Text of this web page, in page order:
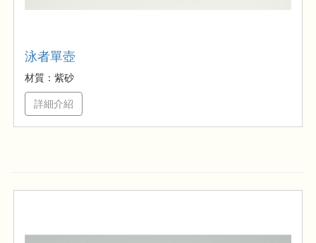
泳者單壺
材質：紫砂
詳細介紹